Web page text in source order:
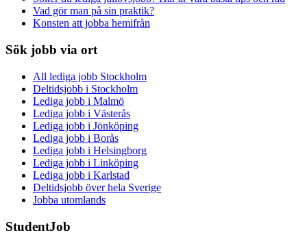
Vad gör man på sin praktik?
Konsten att jobba hemifrån
Sök jobb via ort
All lediga jobb Stockholm
Deltidsjobb i Stockholm
Lediga jobb i Malmö
Lediga jobb i Västerås
Lediga jobb i Jönköping
Lediga jobb i Borås
Lediga jobb i Helsingborg
Lediga jobb i Linköping
Lediga jobb i Karlstad
Deltidsjobb över hela Sverige
Jobba utomlands
StudentJob